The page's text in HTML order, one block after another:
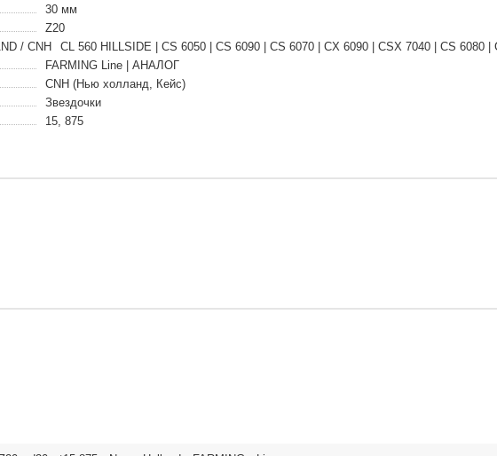
30 мм
Z20
/ CNH
CL 560 HILLSIDE | CS 6050 | CS 6090 | CS 6070 | CX 6090 | CSX 7040 | CS 6080 |
FARMING Line | АНАЛОГ
CNH (Нью холланд, Кейс)
Звездочки
15, 875